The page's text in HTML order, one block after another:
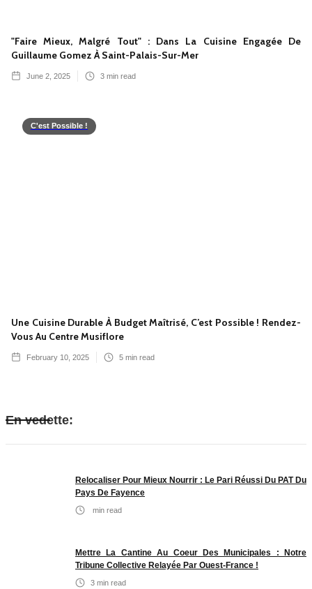
"Faire Mieux, Malgré Tout" : Dans La Cuisine Engagée De
Guillaume Gomez À Saint-Palais-Sur-Mer
June 2, 2025 3 min read
C'est Possible !
Une Cuisine Durable À Budget Maîtrisé, C’est Possible ! Rendez-
Vous Au Centre Musiflore
February 10, 2025 5 min read
En vedette:
Relocaliser Pour Mieux Nourrir : Le Pari Réussi Du PAT Du
Pays De Fayence
min read
Mettre La Cantine Au Coeur Des Municipales : Notre
Tribune Collective Relayée Par Ouest-France !
3 min read